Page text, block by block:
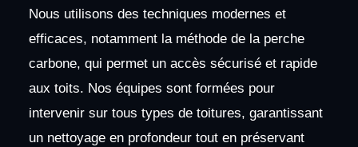
Nous utilisons des techniques modernes et
efficaces, notamment la méthode de la perche
carbone, qui permet un accès sécurisé et rapide
aux toits. Nos équipes sont formées pour
intervenir sur tous types de toitures, garantissant
un nettoyage en profondeur tout en préservant